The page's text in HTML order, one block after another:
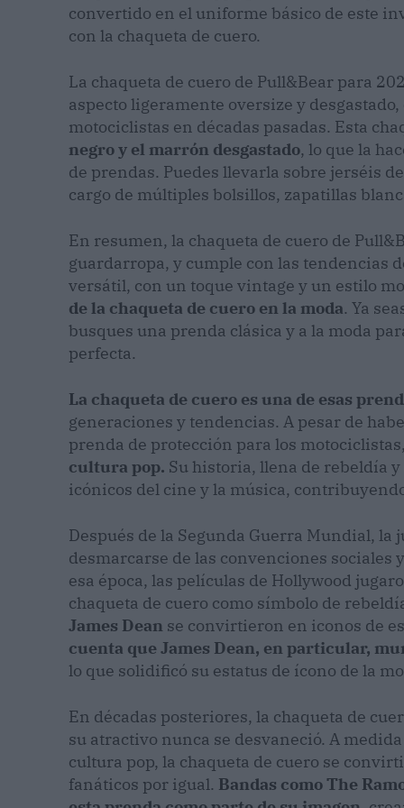
convertido en el uniforme básico de este
con la chaqueta de cuero.
La chaqueta de cuero de Pull&Bear para
aspecto ligeramente oversize y
motociclistas en décadas pasadas. Esta
negro y el marrón desgastado, lo que la
de prendas. Puedes llevarla sobre jerséis
cargo de múltiples bolsillos, zapatillas
En resumen, la chaqueta de cuero de
guardarropa, y cumple con las tendencias
versátil, con un toque vintage y un estilo
de la chaqueta de cuero en la moda. Ya
busques una prenda clásica y a la moda
perfecta.
La chaqueta de cuero es una de esas
generaciones y tendencias. A pesar de
prenda de protección para los
cultura pop. Su historia, llena de rebeldía
icónicos del cine y la música,
Después de la Segunda Guerra Mundial,
desmarcarse de las convenciones
esa época, las películas de Hollywood
chaqueta de cuero como símbolo de
James Dean se convirtieron en iconos de
cuenta que James Dean, en particular,
lo que solidificó su estatus de ícono de la
En décadas posteriores, la chaqueta de
su atractivo nunca se desvaneció. A
cultura pop, la chaqueta de cuero se
fanáticos por igual. Bandas como The